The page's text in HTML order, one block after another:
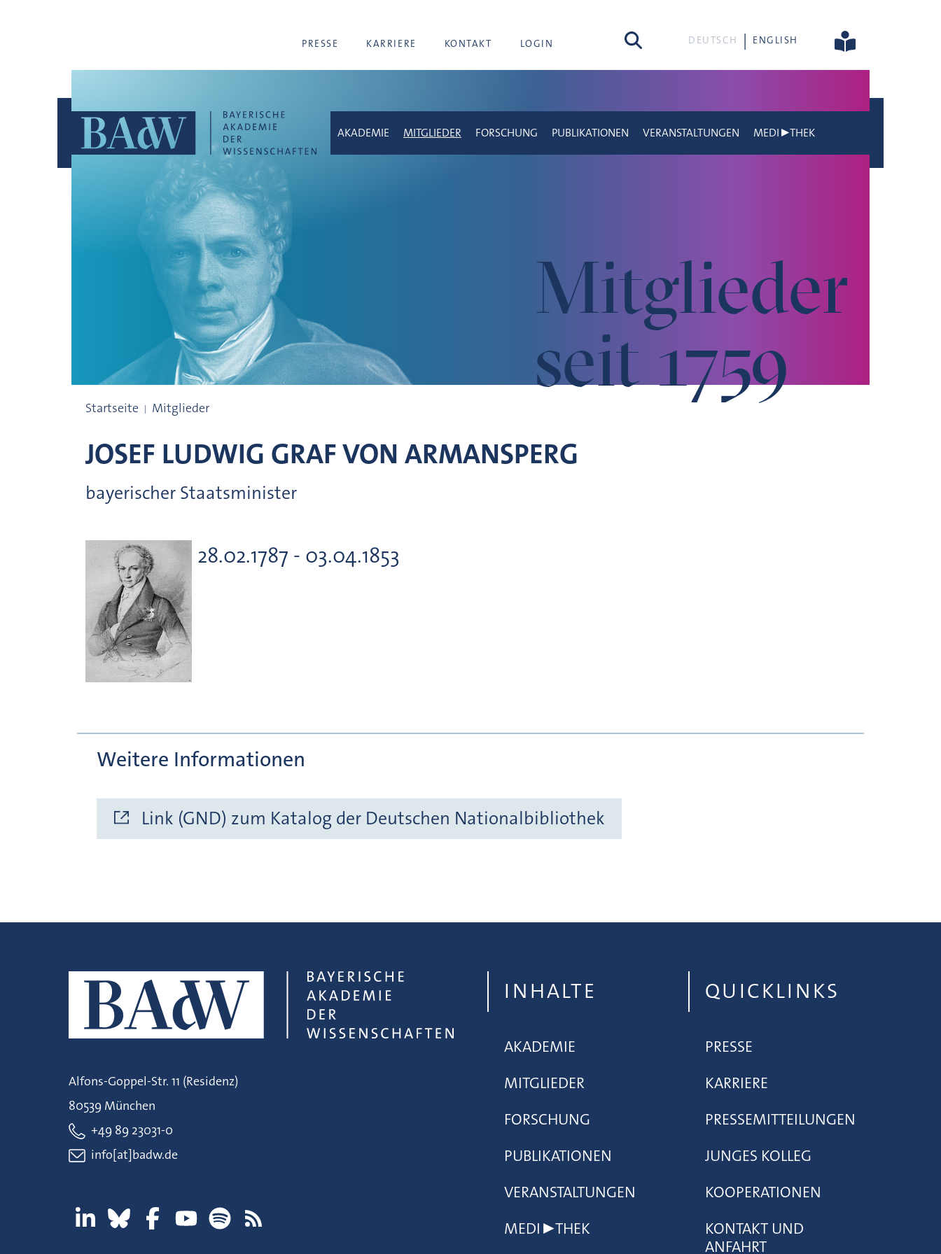
PRESSE KARRIERE KONTAKT LOGIN Suche DEUTSCH ENGLISH
Mitglieder
seit 1759
AKADEMIE MITGLIEDER FORSCHUNG PUBLIKATIONEN VERANSTALTUNGEN MEDI▶THEK
Startseite Mitglieder
JOSEF LUDWIG GRAF VON ARMANSPERG
bayerischer Staatsminister
28.02.1787 - 03.04.1853
Weitere Informationen
Link (GND) zum Katalog der Deutschen Nationalbibliothek
Alfons-Goppel-Str. 11 (Residenz)
80539 München
+49 89 23031-0
info[at]badw.de
INHALTE
AKADEMIE
MITGLIEDER
FORSCHUNG
PUBLIKATIONEN
VERANSTALTUNGEN
MEDI▶THEK
QUICKLINKS
PRESSE
KARRIERE
PRESSEMITTEILUNGEN
JUNGES KOLLEG
KOOPERATIONEN
KONTAKT UND
ANFAHRT